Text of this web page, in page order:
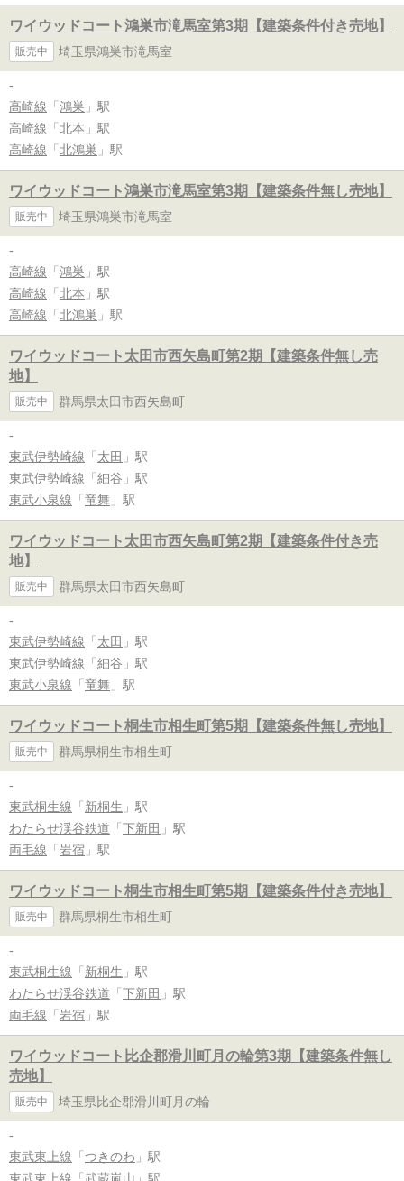
ワイウッドコート鴻巣市滝馬室第3期【建築条件付き売地】
販売中 埼玉県鴻巣市滝馬室
-
高崎線 「 鴻巣 」駅
高崎線 「 北本 」駅
高崎線 「 北鴻巣 」駅
ワイウッドコート鴻巣市滝馬室第3期【建築条件無し売地】
販売中 埼玉県鴻巣市滝馬室
-
高崎線 「 鴻巣 」駅
高崎線 「 北本 」駅
高崎線 「 北鴻巣 」駅
ワイウッドコート太田市西矢島町第2期【建築条件無し売
地】
販売中 群馬県太田市西矢島町
-
東武伊勢崎線 「 太田 」駅
東武伊勢崎線 「 細谷 」駅
東武小泉線 「 竜舞 」駅
ワイウッドコート太田市西矢島町第2期【建築条件付き売
地】
販売中 群馬県太田市西矢島町
-
東武伊勢崎線 「 太田 」駅
東武伊勢崎線 「 細谷 」駅
東武小泉線 「 竜舞 」駅
ワイウッドコート桐生市相生町第5期【建築条件無し売地】
販売中 群馬県桐生市相生町
-
東武桐生線 「 新桐生 」駅
わたらせ渓谷鉄道 「 下新田 」駅
両毛線 「 岩宿 」駅
ワイウッドコート桐生市相生町第5期【建築条件付き売地】
販売中 群馬県桐生市相生町
-
東武桐生線 「 新桐生 」駅
わたらせ渓谷鉄道 「 下新田 」駅
両毛線 「 岩宿 」駅
ワイウッドコート比企郡滑川町月の輪第3期【建築条件無し
売地】
販売中 埼玉県比企郡滑川町月の輪
-
東武東上線 「 つきのわ 」駅